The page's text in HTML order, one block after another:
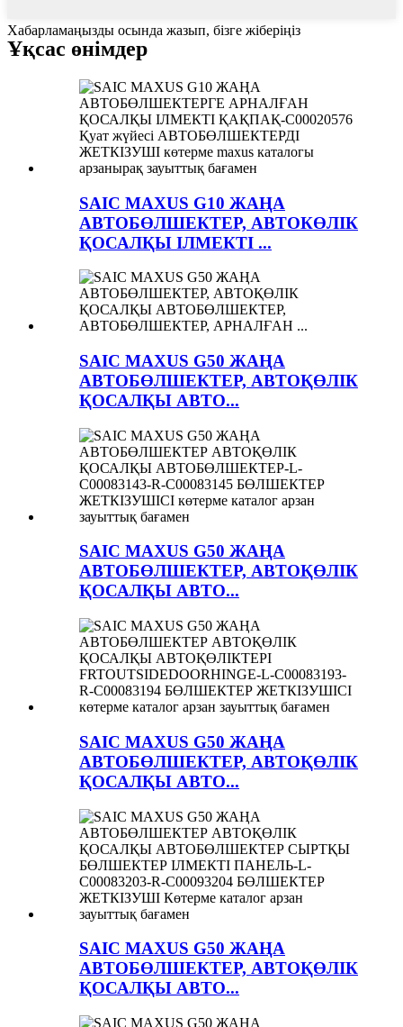
Хабарламаңызды осында жазып, бізге жіберіңіз
Ұқсас өнімдер
SAIC MAXUS G10 ЖАҢА
АВТОБӨЛШЕКТЕР, АВТОКӨЛІК
ҚОСАЛҚЫ ІЛМЕКТІ ...
SAIC MAXUS G50 ЖАҢА
АВТОБӨЛШЕКТЕР, АВТОҚӨЛІК
ҚОСАЛҚЫ АВТО...
SAIC MAXUS G50 ЖАҢА
АВТОБӨЛШЕКТЕР, АВТОҚӨЛІК
ҚОСАЛҚЫ АВТО...
SAIC MAXUS G50 ЖАҢА
АВТОБӨЛШЕКТЕР, АВТОҚӨЛІК
ҚОСАЛҚЫ АВТО...
SAIC MAXUS G50 ЖАҢА
АВТОБӨЛШЕКТЕР, АВТОҚӨЛІК
ҚОСАЛҚЫ АВТО...